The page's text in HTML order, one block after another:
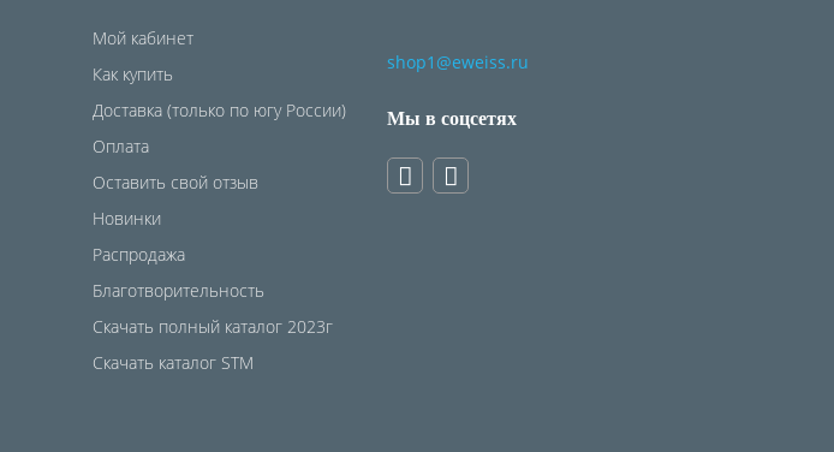
Мой кабинет
Как купить
Доставка (только по югу России)
Оплата
Оставить свой отзыв
Новинки
Распродажа
Благотворительность
Скачать полный каталог 2023г
Скачать каталог STM
shop1@eweiss.ru
Мы в соцсетях